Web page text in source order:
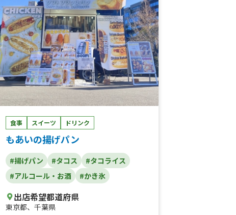
食事 スイーツ ドリンク
もあいの揚げパン
#揚げパン #タコス
#タコライス
#アルコール・お酒
#かき氷
出店希望都道府県
東京都、 千葉県